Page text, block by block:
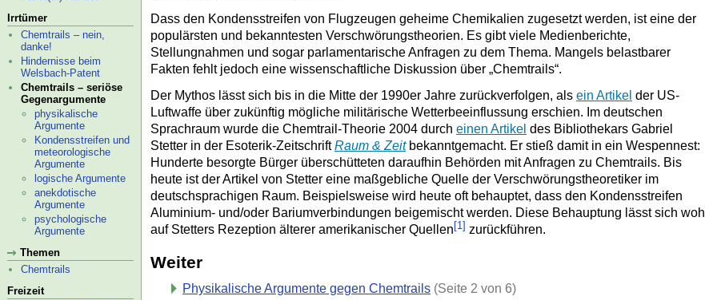
Irrtümer
Chemtrails – nein,
danke!
Hindernisse beim
Welsbach-Patent
Chemtrails – seriöse
Gegenargumente
physikalische
Argumente
Kondensstreifen und
meteorologische
Argumente
logische Argumente
anekdotische
Argumente
psychologische
Argumente
Themen
Chemtrails
Freizeit
Dass den Kondensstreifen von Flugzeugen geheime Chemikalien zugesetzt werden, ist eine der
populärsten und bekanntesten Verschwörungstheorien. Es gibt viele Medienberichte,
Stellungnahmen und sogar parlamentarische Anfragen zu dem Thema. Mangels belastbarer
Fakten fehlt jedoch eine wissenschaftliche Diskussion über „Chemtrails“.
Der Mythos lässt sich bis in die Mitte der 1990er Jahre zurückverfolgen, als ein Artikel der US-
Luftwaffe über zukünftig mögliche militärische Wetterbeeinflussung erschien. Im deutschen
Sprachraum wurde die Chemtrail-Theorie 2004 durch einen Artikel des Bibliothekars Gabriel
Stetter in der Esoterik-ZeitschriftRaum & Zeitbekanntgemacht. Er stieß damit in ein Wespennest:
Hunderte besorgte Bürger überschütteten daraufhin Behörden mit Anfragen zu Chemtrails. Bis
heute ist der Artikel von Stetter eine maßgebliche Quelle der Verschwörungstheoretiker im
deutschsprachigen Raum. Beispielsweise wird heute oft behauptet, dass den Kondensstreifen
Aluminium- und/oder Bariumverbindungen beigemischt werden. Diese Behauptung lässt sich wohl
auf Stetters Rezeption älterer amerikanischer Quellen [1] zurückführen.
Weiter
Physikalische Argumente gegen Chemtrails (Seite 2 von 6)